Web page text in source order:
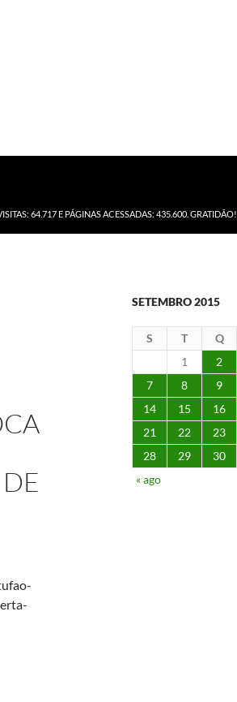
64.717 E PÁGINAS ACESSADAS: 435.600. GRATIDÃO!
SETEMBRO 2015
S T Q
1
2
7
8 9
14
15 16
21
22 23
28
29
30
« ago